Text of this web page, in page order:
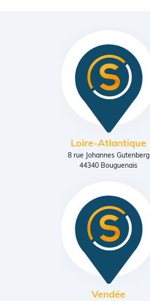
Loire-Atlantique
8 rue Johannes Gutenberg
44340 Bouguenais
Vendée